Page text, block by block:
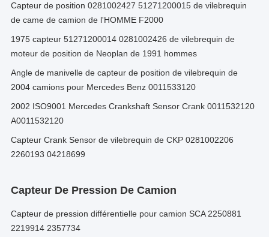
Capteur de position 0281002427 51271200015 de vilebrequin
de came de camion de l'HOMME F2000
1975 capteur 51271200014 0281002426 de vilebrequin de
moteur de position de Neoplan de 1991 hommes
Angle de manivelle de capteur de position de vilebrequin de
2004 camions pour Mercedes Benz 0011533120
2002 ISO9001 Mercedes Crankshaft Sensor Crank 0011532120
A0011532120
Capteur Crank Sensor de vilebrequin de CKP 0281002206
2260193 04218699
Capteur De Pression De Camion
Capteur de pression différentielle pour camion SCA 2250881
2219914 2357734